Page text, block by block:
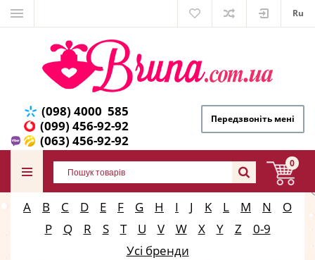
Ru
(098) 4000 585
(099) 456-92-92
(063) 456-92-92
Передзвоніть мені
0
A B C D E F G H I J K L M N
O
P
Q R S T U V W X Y Z
0-9
Усі бренди